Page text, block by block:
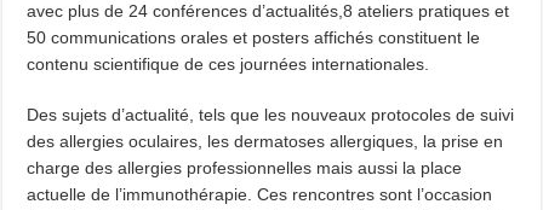
avec plus de 24 conférences d’actualités,8 ateliers pratiques et
50 communications orales et posters affichés constituent le
contenu scientifique de ces journées internationales.
Des sujets d’actualité, tels que les nouveaux protocoles de suivi
des allergies oculaires, les dermatoses allergiques, la prise en
charge des allergies professionnelles mais aussi la place
actuelle de l’immunothérapie. Ces rencontres sont l’occasion